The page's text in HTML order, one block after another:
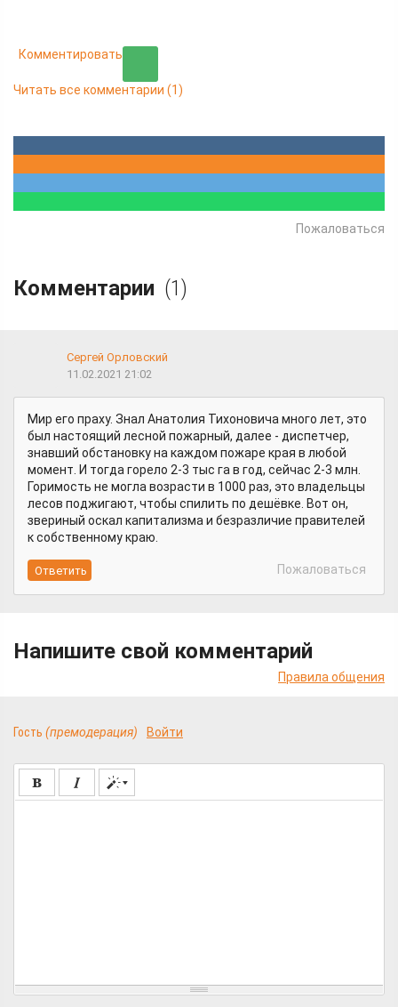
Комментировать
Читать все комментарии (1)
Пожаловаться
Комментарии (1)
Сергей Орловский
11.02.2021 21:02
Мир его праху. Знал Анатолия Тихоновича много лет, это
был настоящий лесной пожарный, далее - диспетчер,
знавший обстановку на каждом пожаре края в любой
момент. И тогда горело 2-3 тыс га в год, сейчас 2-3 млн.
Горимость не могла возрасти в 1000 раз, это владельцы
лесов поджигают, чтобы спилить по дешёвке. Вот он,
звериный оскал капитализма и безразличие правителей
к собственному краю.
Пожаловаться
Напишите свой комментарий
Правила общения
Гость (премодерация) Войти